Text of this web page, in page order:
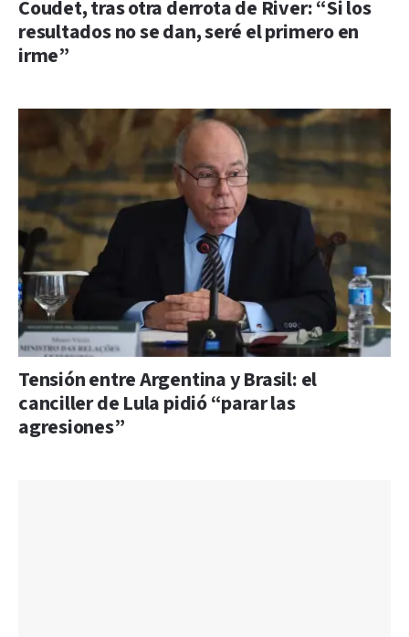
Coudet, tras otra derrota de River: “Si los
resultados no se dan, seré el primero en
irme”
Tensión entre Argentina y Brasil: el
canciller de Lula pidió “parar las
agresiones”